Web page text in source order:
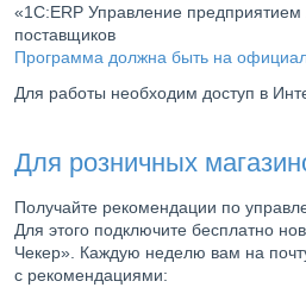
«1С:ERP Управление предприятием
поставщиков
Программа должна быть на
Для работы необходим доступ в
Для розничных
Получайте рекомендации по
Для этого подключите бесплатно
Чекер». Каждую неделю вам на
с рекомендациями: